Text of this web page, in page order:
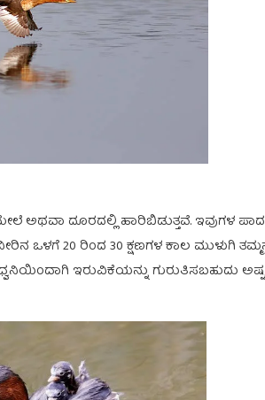
ಅಥವಾ ದೂರದಲ್ಲಿ ಹಾರಿಬಿಡುತ್ತವೆ. ಇವುಗಳ
ಒಳಗೆ 20 ರಿಂದ 30 ಕ್ಷಣಗಳ ಕಾಲ ಮುಳುಗಿ
ಇರುವಿಕೆಯನ್ನು ಗುರುತಿಸಬಹುದು